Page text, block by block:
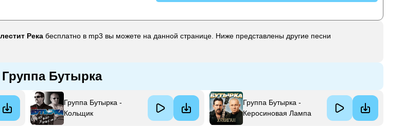
Река бесплатно в mp3 вы можете на данной странице. Ниже представлены другие песни
Бутырка
Группа Бутырка -
Кольщик
Группа Бутырка -
Керосиновая Лампа